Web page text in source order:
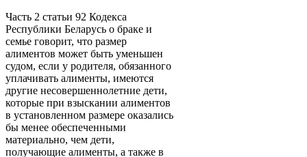
Часть 2 статьи 92 Кодекса
Республики Беларусь о браке и
семье говорит, что размер
алиментов может быть уменьшен
судом, если у родителя, обязанного
уплачивать алименты, имеются
другие несовершеннолетние дети,
которые при взыскании алиментов
в установленном размере оказались
бы менее обеспеченными
материально, чем дети,
получающие алименты, а также в